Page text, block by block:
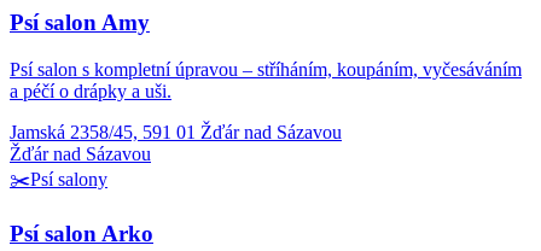
Psí salon Amy
Psí salon s kompletní úpravou – stříháním, koupáním, vyčesáváním
a péčí o drápky a uši.
Jamská 2358/45, 591 01 Žďár nad Sázavou
Žďár nad Sázavou
✂️Psí salony
Psí salon Arko